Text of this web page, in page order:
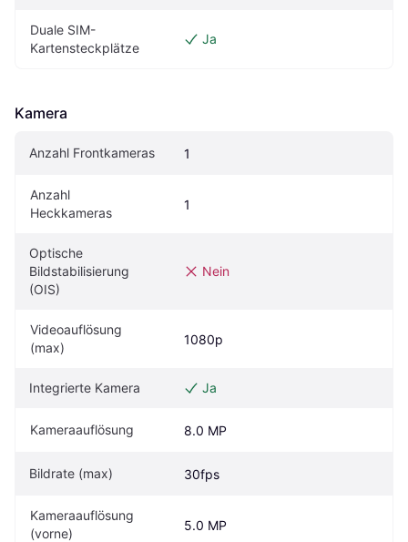
Duale SIM-
Kartensteckplätze
Ja
Kamera
Anzahl Frontkameras 1
Anzahl
Heckkameras
1
Optische
Bildstabilisierung
(OIS)
Nein
Videoauflösung
(max)
1080p
Integrierte Kamera Ja
Kameraauflösung 8.0 MP
Bildrate (max) 30fps
Kameraauflösung
(vorne)
5.0 MP